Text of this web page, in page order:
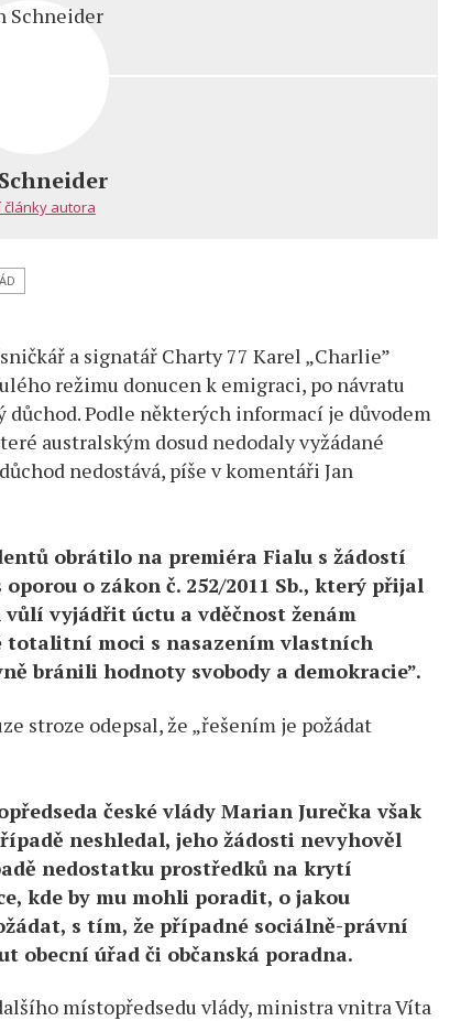
články autora
a signatář Charty 77 Karel „Charlie”
režimu donucen k emigraci, po návratu
Podle některých informací je důvodem
australským dosud nedodaly vyžádané
nedostává, píše v komentáři Jan
obrátilo na premiéra Fialu s žádostí
o zákon č. 252/2011 Sb., který přijal
vůlí vyjádřit úctu a vděčnost ženám
totalitní moci s nasazením vlastních
bránili hodnoty svobody a demokracie”.
stroze odepsal, že „řešením je požádat
české vlády Marian Jurečka však
neshledal, jeho žádosti nevyhověl
nedostatku prostředků na krytí
kde by mu mohli poradit, o jakou
s tím, že případné sociálně-právní
obecní úřad či občanská poradna.
místopředsedu vlády, ministra vnitra Víta